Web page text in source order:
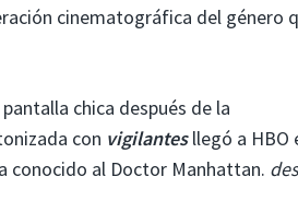
cinematográfica del género
chica después de la
con vigilantesllegó a HBO
conocido al Doctor Manhattan.